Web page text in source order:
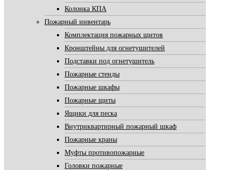
Колонка КПА
Пожарный инвентарь
Комплектация пожарных щитов
Кронштейны для огнетушителей
Подставки под огнетушитель
Пожарные стенды
Пожарные шкафы
Пожарные щиты
Ящики для песка
Внутриквартирный пожарный шкаф
Пожарные краны
Муфты противопожарные
Головки пожарные